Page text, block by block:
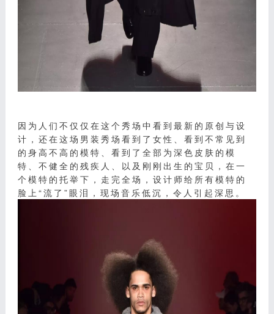
因为人们不仅仅在这个秀场中看到最新的原创与设
计，还在这场男装秀场看到了女性、看到不常见到
的身高不高的模特、看到了全部为深色皮肤的模
特、不健全的残疾人、以及刚刚出生的宝贝，在一
个模特的托举下，走完全场，设计师给所有模特的
脸上“流了”眼泪，现场音乐低沉，令人引起深思。